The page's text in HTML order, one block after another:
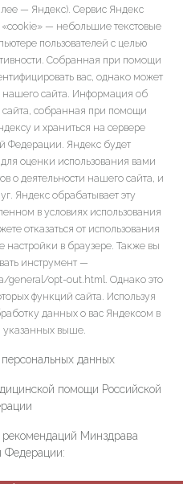
— Яндекс). Сервис Яндекс
«cookie» — небольшие текстовые
пользователей с целью
Собранная при помощи
вас, однако может
сайта. Информация об
собранная при помощи
и храниться на сервере
Федерации. Яндекс будет
оценки использования вами
о деятельности нашего сайта, и
Яндекс обрабатывает эту
в условиях использования
отказаться от использования
настройки в браузере. Также вы
инструмент —
opt-out.html. Однако это
функций сайта. Используя
данных о вас Яндексом в
указанных выше.
данных
помощи Российской
рекомендаций Минздрава
Федерации: